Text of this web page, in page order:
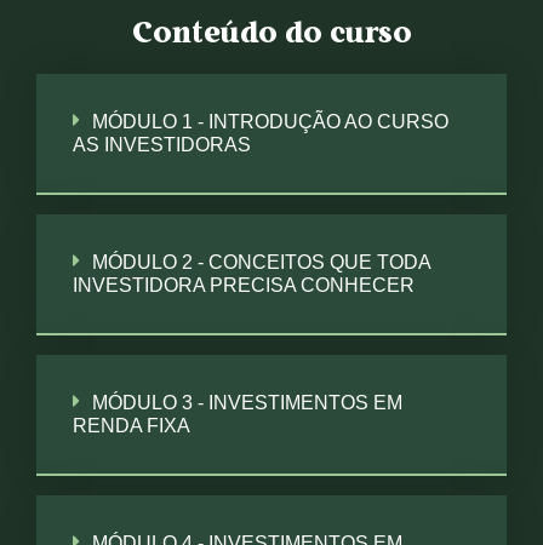
Conteúdo do curso
MÓDULO 1 - INTRODUÇÃO AO CURSO
AS INVESTIDORAS
MÓDULO 2 - CONCEITOS QUE TODA
INVESTIDORA PRECISA CONHECER
MÓDULO 3 - INVESTIMENTOS EM
RENDA FIXA